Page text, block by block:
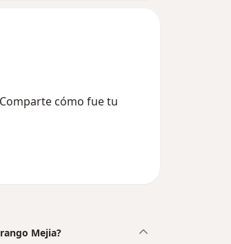
cómo fue tu
Mejia?